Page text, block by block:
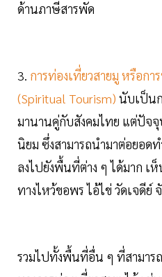
ด้านภาษีสารพัด
3. การท่องเที่ยวสายมู หรือก
(Spiritual Tourism) นับเป็น
มานานคู่กับสังคมไทย แต่ปัจจุ
นิยม ซึ่งสามารถนำมาต่อยอดท
ลงไปยังพื้นที่ต่าง ๆ ได้มาก เ
ทางไหว้ขอพร ไอ้ไข่ วัดเจดีย์
รวมไปทั้งพื้นที่อื่น ๆ ที่สามาร